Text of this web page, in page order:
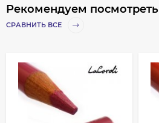
Рекомендуем посмотреть
СРАВНИТЬ ВСЕ